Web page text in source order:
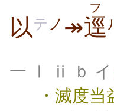
以テ ノ ↠逕
フ
一 Ⅰ ⅱ ｂ イ
・滅度